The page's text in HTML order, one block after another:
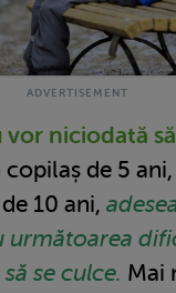
niciodată
copilaș de 5
10 ani,
se culce. Mai